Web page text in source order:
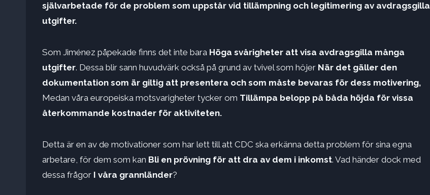
självarbetade för de problem som uppstår vid tillämpning och legitimering av avdragsgilla
utgifter.
Som Jiménez påpekade finns det inte bara Höga svårigheter att visa avdragsgilla många
utgifter. Dessa blir sann huvudvärk också på grund av tvivel som höjer När det gäller den
dokumentation som är giltig att presentera och som måste bevaras för dess motivering,
Medan våra europeiska motsvarigheter tycker om Tillämpa belopp på båda höjda för vissa
återkommande kostnader för aktiviteten.
Detta är en av de motivationer som har lett till att CDC ska erkänna detta problem för sina egna
arbetare, för dem som kan Bli en prövning för att dra av dem i inkomst. Vad händer dock med
dessa frågor I våra grannländer?